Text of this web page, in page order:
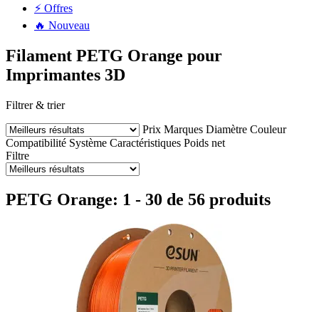
⚡ Offres
🔥 Nouveau
Filament PETG Orange pour
Imprimantes 3D
Filtrer & trier
Prix Marques Diamètre Couleur
Compatibilité Système Caractéristiques Poids net
Filtre
PETG Orange: 1 - 30 de 56 produits